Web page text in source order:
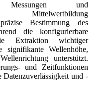
Messungen und
Mittelwertbildung
Bestimmung des
die konfigurierbare
Extraktion wichtiger
signifikante Wellenhöhe,
unterstützt.
und Zeitfunktionen
Datenzuverlässigkeit und -